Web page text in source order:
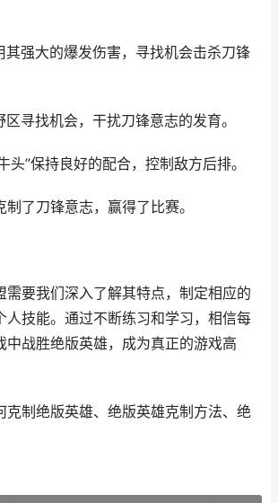
其强大的爆发伤害，寻找机会击杀刀锋
区寻找机会，干扰刀锋意志的发育。
头”保持良好的配合，控制敌方后排。
了刀锋意志，赢得了比赛。
需要我们深入了解其特点，制定相应的
人技能。通过不断练习和学习，相信每
中战胜绝版英雄，成为真正的游戏高
克制绝版英雄、绝版英雄克制方法、绝